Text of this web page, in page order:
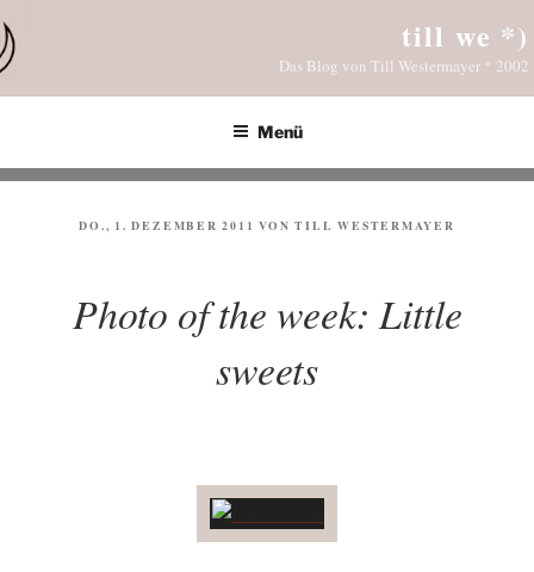
Inhalt
springen
till we *)
Das Blog von Till Westermayer * 2002
Menü
VERÖFFENTLICHT
DO., 1. DEZEMBER 2011 VONTILL WESTERMAYER
Photo of the week: Little
sweets